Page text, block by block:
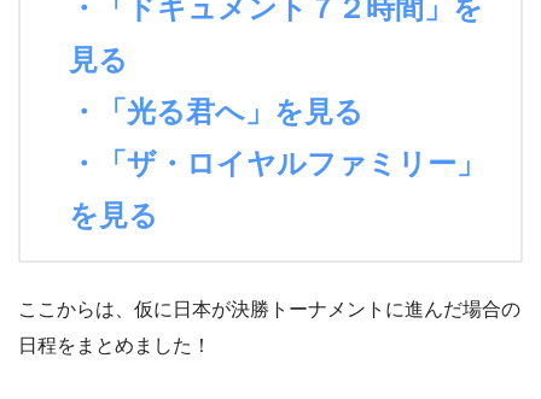
・「ドキュメント７２時間」を
見る
・「光る君へ」を見る
・「ザ・ロイヤルファミリー」
を見る
ここからは、仮に日本が決勝トーナメントに進んだ場合の
日程をまとめました！